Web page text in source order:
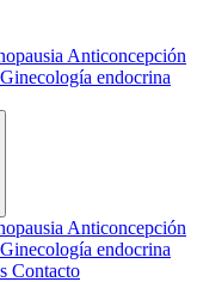
Anticoncepción
Ginecología endocrina
Anticoncepción
Ginecología endocrina
Contacto